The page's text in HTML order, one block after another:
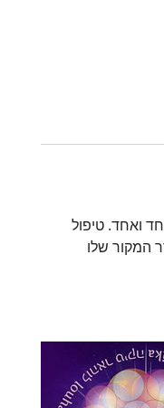
ואחד. טיפול
המקור שלו